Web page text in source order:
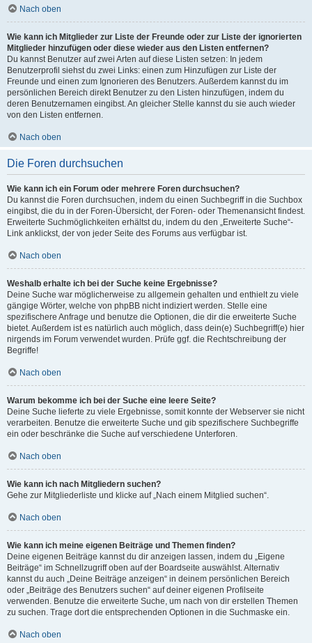
Nach oben
Wie kann ich Mitglieder zur Liste der Freunde oder zur Liste der ignorierten
Mitglieder hinzufügen oder diese wieder aus den Listen entfernen?
Du kannst Benutzer auf zwei Arten auf diese Listen setzen: In jedem
Benutzerprofil siehst du zwei Links: einen zum Hinzufügen zur Liste der
Freunde und einen zum Ignorieren des Benutzers. Außerdem kannst du im
persönlichen Bereich direkt Benutzer zu den Listen hinzufügen, indem du
deren Benutzernamen eingibst. An gleicher Stelle kannst du sie auch wieder
von den Listen entfernen.
Nach oben
Die Foren durchsuchen
Wie kann ich ein Forum oder mehrere Foren durchsuchen?
Du kannst die Foren durchsuchen, indem du einen Suchbegriff in die Suchbox
eingibst, die du in der Foren-Übersicht, der Foren- oder Themenansicht findest.
Erweiterte Suchmöglichkeiten erhältst du, indem du den „Erweiterte Suche“-
Link anklickst, der von jeder Seite des Forums aus verfügbar ist.
Nach oben
Weshalb erhalte ich bei der Suche keine Ergebnisse?
Deine Suche war möglicherweise zu allgemein gehalten und enthielt zu viele
gängige Wörter, welche von phpBB nicht indiziert werden. Stelle eine
spezifischere Anfrage und benutze die Optionen, die dir die erweiterte Suche
bietet. Außerdem ist es natürlich auch möglich, dass dein(e) Suchbegriff(e) hier
nirgends im Forum verwendet wurden. Prüfe ggf. die Rechtschreibung der
Begriffe!
Nach oben
Warum bekomme ich bei der Suche eine leere Seite?
Deine Suche lieferte zu viele Ergebnisse, somit konnte der Webserver sie nicht
verarbeiten. Benutze die erweiterte Suche und gib spezifischere Suchbegriffe
ein oder beschränke die Suche auf verschiedene Unterforen.
Nach oben
Wie kann ich nach Mitgliedern suchen?
Gehe zur Mitgliederliste und klicke auf „Nach einem Mitglied suchen“.
Nach oben
Wie kann ich meine eigenen Beiträge und Themen finden?
Deine eigenen Beiträge kannst du dir anzeigen lassen, indem du „Eigene
Beiträge“ im Schnellzugriff oben auf der Boardseite auswählst. Alternativ
kannst du auch „Deine Beiträge anzeigen“ in deinem persönlichen Bereich
oder „Beiträge des Benutzers suchen“ auf deiner eigenen Profilseite
verwenden. Benutze die erweiterte Suche, um nach von dir erstellen Themen
zu suchen. Trage dort die entsprechenden Optionen in die Suchmaske ein.
Nach oben